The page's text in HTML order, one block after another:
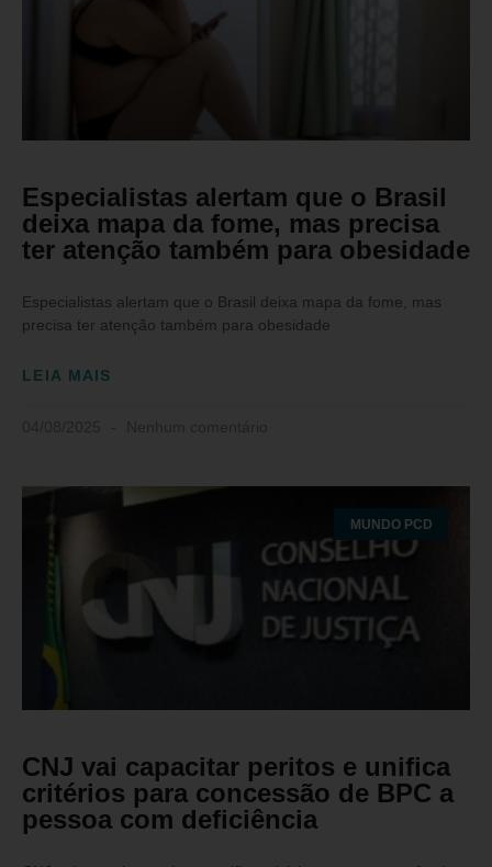
Especialistas alertam que o Brasil
deixa mapa da fome, mas precisa
ter atenção também para obesidade
Especialistas alertam que o Brasil deixa mapa da fome, mas
precisa ter atenção também para obesidade
LEIA MAIS
MUNDO PCD
CNJ vai capacitar peritos e unifica
critérios para concessão de BPC a
pessoa com deficiência